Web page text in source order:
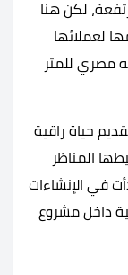
لكن هنا
لعملائها
مصري للمتر
حياة راقية
المناظر
في الإنشاءات
داخل مشروع